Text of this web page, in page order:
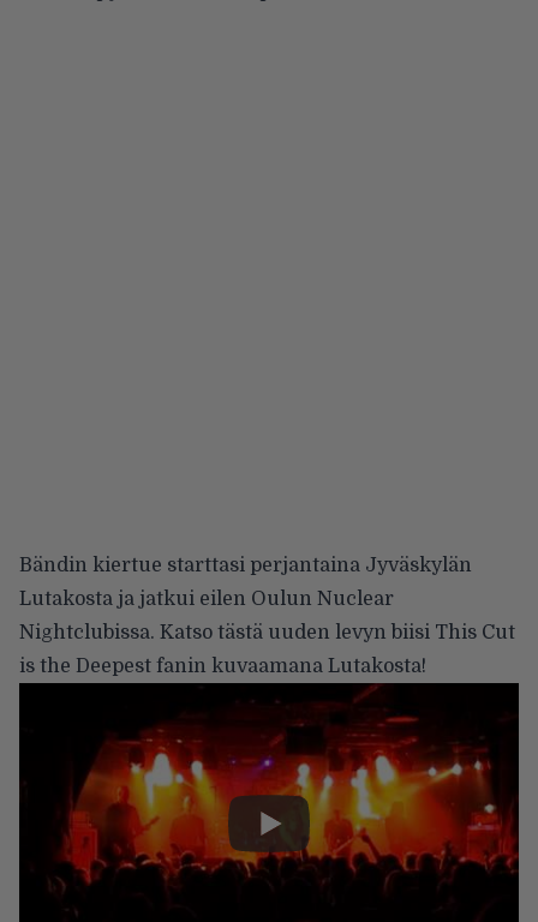
Bändin kiertue starttasi perjantaina Jyväskylän
Lutakosta ja jatkui eilen Oulun Nuclear
Nightclubissa. Katso tästä uuden levyn biisi This Cut
is the Deepest fanin kuvaamana Lutakosta!